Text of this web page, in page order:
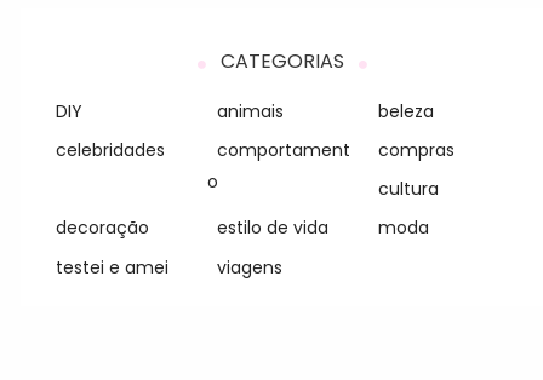
CATEGORIAS
DIY animais
beleza
celebridades
comportament
o
compras
cultura
decoração
estilo de vida
moda
testei e amei
viagens